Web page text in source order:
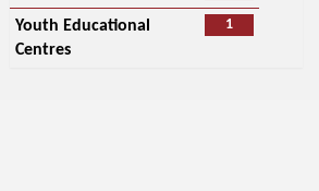
1
Youth Educational
Centres